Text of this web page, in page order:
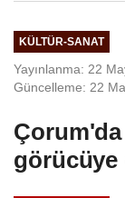
KÜLTÜR-SANAT
Yayınlanma: 22
Güncelleme: 22
görücüye